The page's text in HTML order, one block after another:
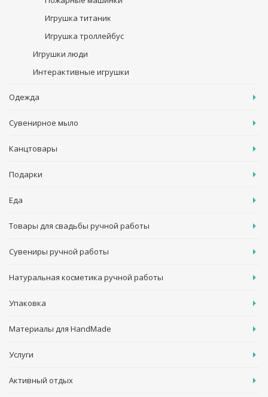
Игрушка титаник
Игрушка троллейбус
Игрушки люди
Интерактивные игрушки
Одежда
Сувенирное мыло
Канцтовары
Подарки
Еда
Товары для свадьбы ручной работы
Сувениры ручной работы
Натуральная косметика ручной работы
Упаковка
Материалы для HandMade
Услуги
Активный отдых